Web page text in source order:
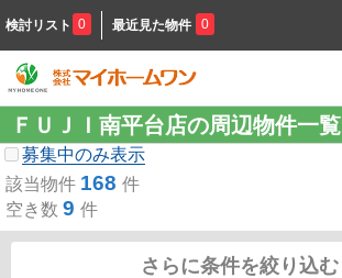
検討リスト 0 最近見た物件 0
ＦＵＪＩ南平台店の周辺物件一覧
募集中のみ表示
該当物件 168 件
空き数 9 件
さらに条件を絞り込む